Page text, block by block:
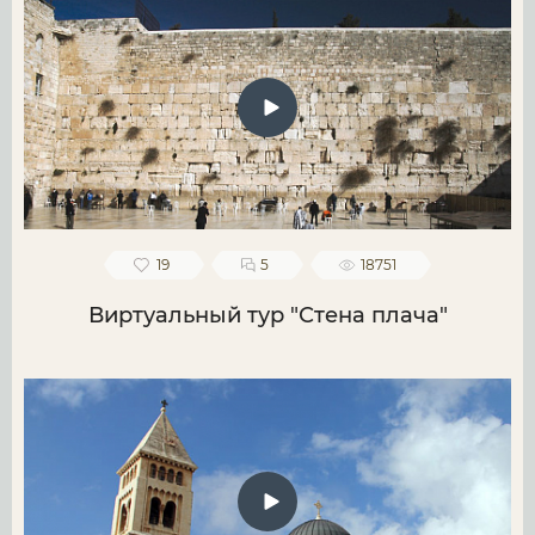
19 5 18751
Виртуальный тур "Стена плача"